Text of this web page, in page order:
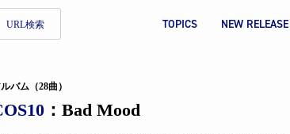
URL検索 TOPICS NEW RELEASE
バム（28曲）
：Bad Mood